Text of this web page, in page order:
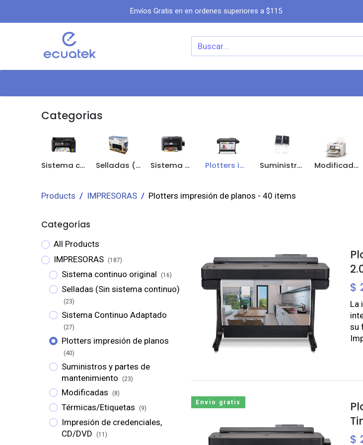
Envíos Gratis en en ordenes superiores a $115
Categorias
Sistema continuo original Selladas (Sin sistema continuo) Sistema Continuo Adaptado Plotters impresión de planos Suministros y partes de mantenimiento Modificadas
Products IMPRESORAS Plotters impresión de planos - 40 items
Categorías
All Products
IMPRESORAS
(187)
Sistema continuo original (16)
Selladas (Sin sistema continuo)
(23)
Sistema Continuo Adaptado
(27)
Plotters impresión de planos
(40)
Suministros y partes de
mantenimiento
(23)
Modificadas (8)
Térmicas/Etiquetas (9)
Impresión de credenciales,
CD/DVD
(11)
$
La
su
Envio gratis
$